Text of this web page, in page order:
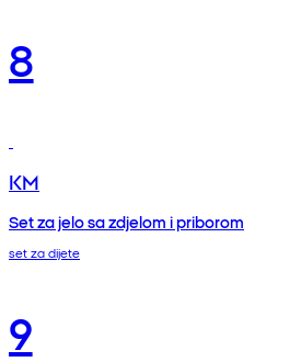
8
KM
Set za jelo sa zdjelom i priborom
set za dijete
9